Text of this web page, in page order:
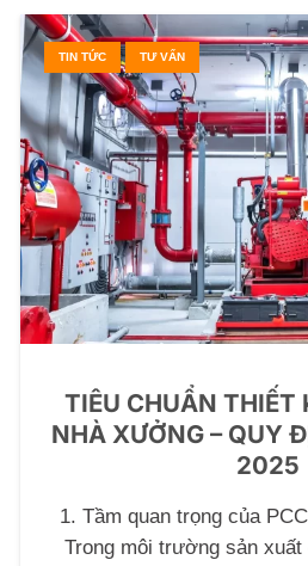
TIN TỨC TƯ VẤN
TIÊU CHUẨN THIẾT
NHÀ XƯỞNG – QUY
2025
1. Tầm quan trọng của
Trong môi trường sản xuất